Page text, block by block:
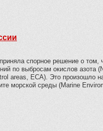
спорное решение о том,
по выбросам окислов азота
areas, ECA). Это произошло
морской среды (Marine